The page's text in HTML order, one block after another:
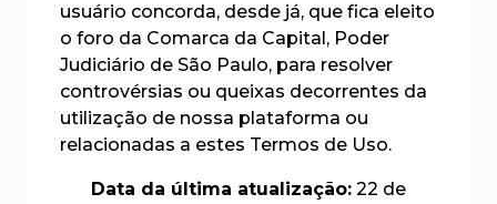
usuário concorda, desde já, que fica eleito
o foro da Comarca da Capital, Poder
Judiciário de São Paulo, para resolver
controvérsias ou queixas decorrentes da
utilização de nossa plataforma ou
relacionadas a estes Termos de Uso.
Data da última atualização: 22 de